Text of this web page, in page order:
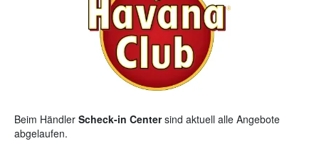
Beim Händler Scheck-in Centersind aktuell alle Angebote
abgelaufen.